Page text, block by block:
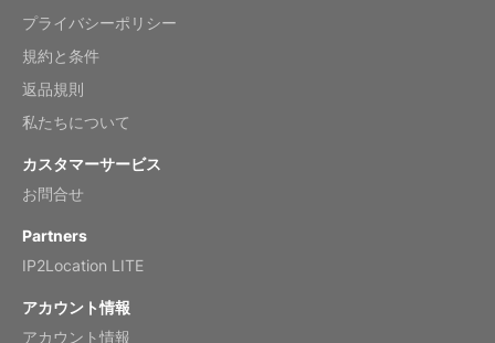
Reviewed
by Anne
プライバシーポリシー
規約と条件
返品規則
私たちについて
カスタマーサービス
お問合せ
Partners
IP2Location LITE
アカウント情報
アカウント情報